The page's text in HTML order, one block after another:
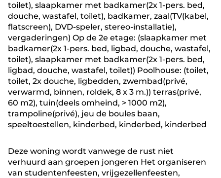
toilet), slaapkamer met badkamer(2x 1-pers. bed,
douche, wastafel, toilet), badkamer, zaal(TV(kabel,
flatscreen), DVD-speler, stereo-installatie),
vergaderingen) Op de 2e etage: (slaapkamer met
badkamer(2x 1-pers. bed, ligbad, douche, wastafel,
toilet), slaapkamer met badkamer(2x 1-pers. bed,
ligbad, douche, wastafel, toilet)) Poolhouse: (toilet,
toilet, 2x douche, ligbedden, zwembad(privé,
verwarmd, binnen, roldek, 8 x 3 m.)) terras(privé,
60 m2), tuin(deels omheind, > 1000 m2),
trampoline(privé), jeu de boules baan,
speeltoestellen, kinderbed, kinderbed, kinderbed
Deze woning wordt vanwege de rust niet
verhuurd aan groepen jongeren Het organiseren
van studentenfeesten, vrijgezellenfeesten,